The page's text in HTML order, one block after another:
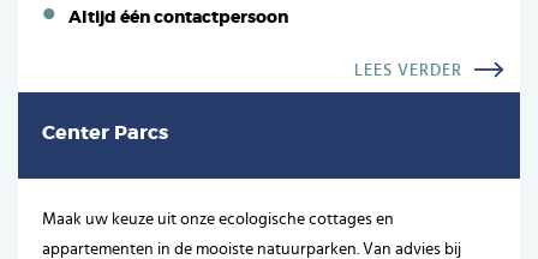
Altijd één contactpersoon
LEES VERDER
Center Parcs
Maak uw keuze uit onze ecologische cottages en
appartementen in de mooiste natuurparken. Van advies bij